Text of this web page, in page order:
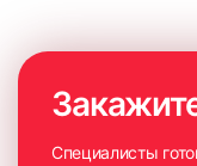
Специалисты